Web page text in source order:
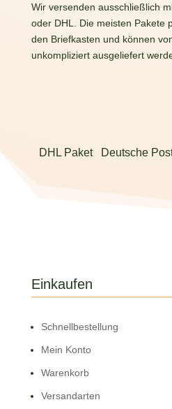
Wir versenden ausschließlich
oder DHL. Die meisten Pakete
den Briefkasten und können
unkompliziert ausgeliefert
DHL Paket Deutsche
Einkaufen
Schnell­bestellung
Mein Konto
Warenkorb
Versandarten